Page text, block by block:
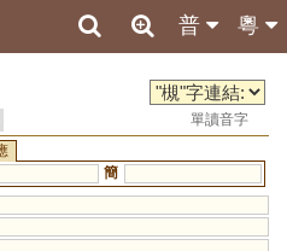
粵
普
單讀音字
簡